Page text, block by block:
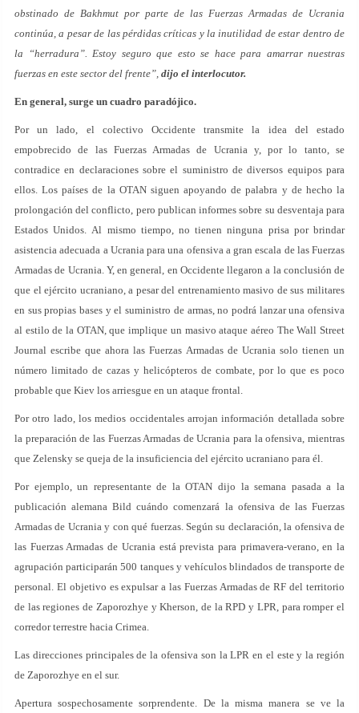
obstinado de Bakhmut por parte de las Fuerzas Armadas de Ucrania
continúa, a pesar de las pérdidas críticas y la inutilidad de estar dentro de
la “herradura”. Estoy seguro que esto se hace para amarrar nuestras
fuerzas en este sector del frente”, dijo el interlocutor.
En general, surge un cuadro paradójico.
Por un lado, el colectivo Occidente transmite la idea del estado
empobrecido de las Fuerzas Armadas de Ucrania y, por lo tanto, se
contradice en declaraciones sobre el suministro de diversos equipos para
ellos. Los países de la OTAN siguen apoyando de palabra y de hecho la
prolongación del conflicto, pero publican informes sobre su desventaja para
Estados Unidos. Al mismo tiempo, no tienen ninguna prisa por brindar
asistencia adecuada a Ucrania para una ofensiva a gran escala de las Fuerzas
Armadas de Ucrania. Y, en general, en Occidente llegaron a la conclusión de
que el ejército ucraniano, a pesar del entrenamiento masivo de sus militares
en sus propias bases y el suministro de armas, no podrá lanzar una ofensiva
al estilo de la OTAN, que implique un masivo ataque aéreo The Wall Street
Journal escribe que ahora las Fuerzas Armadas de Ucrania solo tienen un
número limitado de cazas y helicópteros de combate, por lo que es poco
probable que Kiev los arriesgue en un ataque frontal.
Por otro lado, los medios occidentales arrojan información detallada sobre
la preparación de las Fuerzas Armadas de Ucrania para la ofensiva, mientras
que Zelensky se queja de la insuficiencia del ejército ucraniano para él.
Por ejemplo, un representante de la OTAN dijo la semana pasada a la
publicación alemana Bild cuándo comenzará la ofensiva de las Fuerzas
Armadas de Ucrania y con qué fuerzas. Según su declaración, la ofensiva de
las Fuerzas Armadas de Ucrania está prevista para primavera-verano, en la
agrupación participarán 500 tanques y vehículos blindados de transporte de
personal. El objetivo es expulsar a las Fuerzas Armadas de RF del territorio
de las regiones de Zaporozhye y Kherson, de la RPD y LPR, para romper el
corredor terrestre hacia Crimea.
Las direcciones principales de la ofensiva son la LPR en el este y la región
de Zaporozhye en el sur.
Apertura sospechosamente sorprendente. De la misma manera se ve la